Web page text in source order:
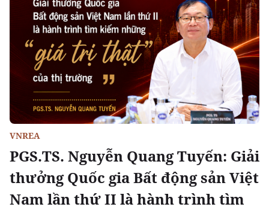
PGS.TS. Nguyễn Quang Tuyến: Giải
thưởng Quốc gia Bất động sản Việt
Nam lần thứ II là hành trình tìm
VNREA